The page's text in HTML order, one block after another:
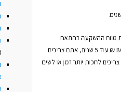
טווח ההשקעה בהתאם
לתשואה. אם יש לכם 40,000 ₪ ואתה רוצים לקנות רכב חדש במחיר של 80,000 ₪ עוד 5 שנים, אתם צריכים
לא אפשרי, אז אתם צריכים לחכות יותר זמן או לשים